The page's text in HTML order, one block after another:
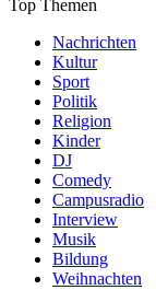
Top Themen
Nachrichten
Kultur
Sport
Politik
Religion
Kinder
DJ
Comedy
Campusradio
Interview
Musik
Bildung
Weihnachten